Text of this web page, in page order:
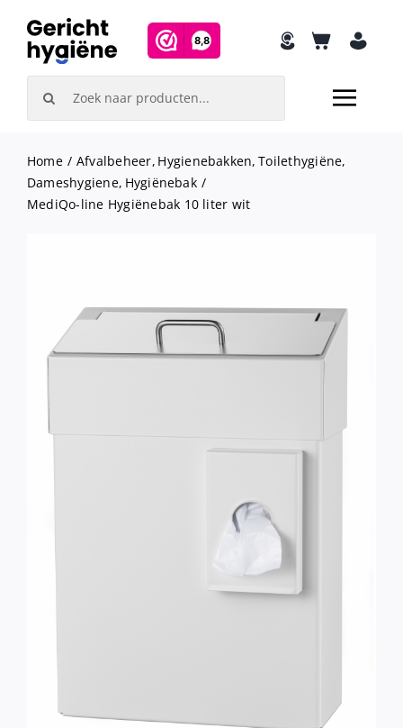
content
Home Afvalbeheer Hygienebakken Toilethygiëne
Dameshygiene Hygiënebak
MediQo-line Hygiënebak 10 liter wit